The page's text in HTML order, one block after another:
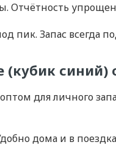
пик. Запас всегда
(кубик
для личного
дома и в